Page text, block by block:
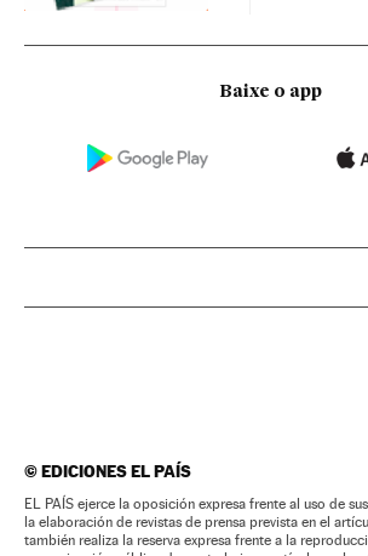
Baixe o app
©EDICIONES EL PAÍS
EL PAÍS ejerce la oposición expresa frente al uso de
la elaboración de revistas de prensa prevista en el
también realiza la reserva expresa frente a la